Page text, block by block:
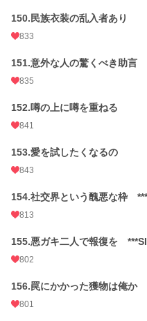
150.民族衣装の乱入者あり
833
151.意外な人の驚くべき助言
835
152.噂の上に噂を重ねる
841
153.愛を試したくなるの
843
154.社交界という醜悪な枠
813
155.悪ガキ二人で報復を
802
156.罠にかかった獲物は俺か
801